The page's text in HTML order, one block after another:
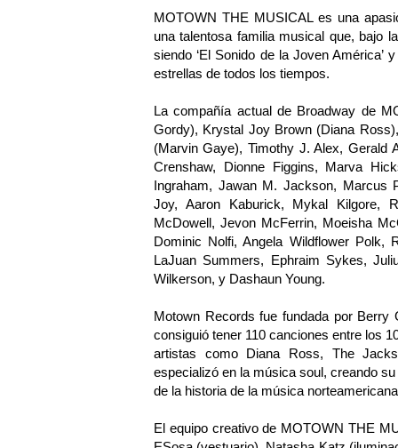
MOTOWN THE MUSICAL es una
una talentosa familia musical que, bajo
siendo ‘El Sonido de la Joven América’
estrellas de todos los tiempos.
La compañía actual de Broadway de
Gordy), Krystal Joy Brown (Diana
(Marvin Gaye), Timothy J. Alex, Gerald
Crenshaw, Dionne Figgins, Marva
Ingraham, Jawan M. Jackson, Marcus
Joy, Aaron Kaburick, Mykal Kilgore,
McDowell, Jevon McFerrin, Moeisha
Dominic Nolfi, Angela Wildflower Polk,
LaJuan Summers, Ephraim Sykes,
Wilkerson, y Dashaun Young.
Motown Records fue fundada por
consiguió tener 110 canciones entre los
artistas como Diana Ross, The
especializó en la música soul, creando
de la historia de la música
El equipo creativo de MOTOWN THE